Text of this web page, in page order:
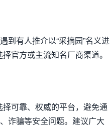
到有人推介以“采摘园”名义进
官方或主流知名厂商渠道。
可靠、权威的平台，避免通
诈骗等安全问题。建议广大